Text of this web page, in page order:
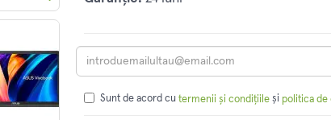
Sunt de acord cu termenii și condițiileși politica de